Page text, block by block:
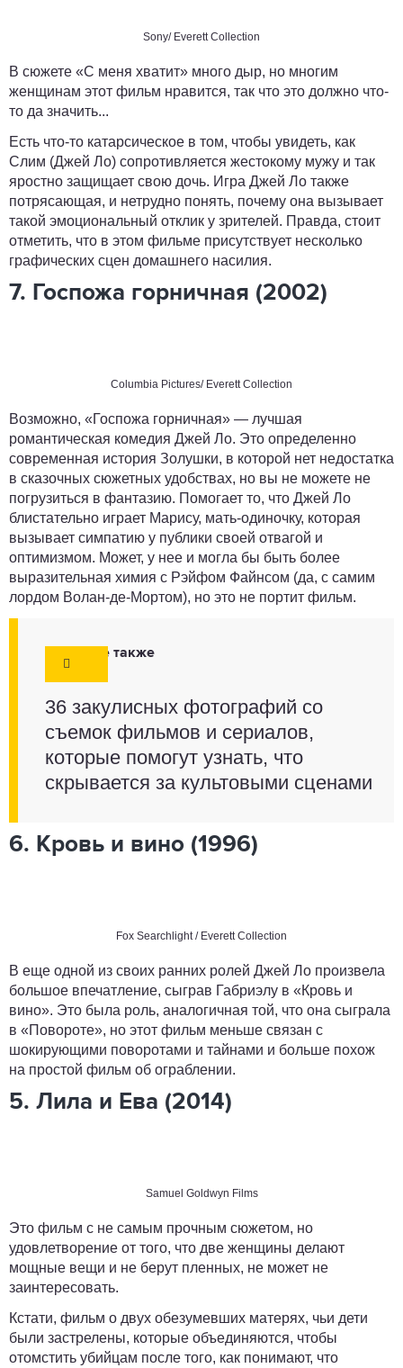
Sony/ Everett Collection
В сюжете «С меня хватит» много дыр, но многим
женщинам этот фильм нравится, так что это должно что-
то да значить...
Есть что-то катарсическое в том, чтобы увидеть, как
Слим (Джей Ло) сопротивляется жестокому мужу и так
яростно защищает свою дочь. Игра Джей Ло также
потрясающая, и нетрудно понять, почему она вызывает
такой эмоциональный отклик у зрителей. Правда, стоит
отметить, что в этом фильме присутствует несколько
графических сцен домашнего насилия.
7. Госпожа горничная (2002)
Columbia Pictures/ Everett Collection
Возможно, «Госпожа горничная» — лучшая
романтическая комедия Джей Ло. Это определенно
современная история Золушки, в которой нет недостатка
в сказочных сюжетных удобствах, но вы не можете не
погрузиться в фантазию. Помогает то, что Джей Ло
блистательно играет Марису, мать-одиночку, которая
вызывает симпатию у публики своей отвагой и
оптимизмом. Может, у нее и могла бы быть более
выразительная химия с Рэйфом Файнсом (да, с самим
лордом Волан-де-Мортом), но это не портит фильм.
Смотрите также
36 закулисных фотографий со
съемок фильмов и сериалов,
которые помогут узнать, что
скрывается за культовыми сценами
6. Кровь и вино (1996)
Fox Searchlight / Everett Collection
В еще одной из своих ранних ролей Джей Ло произвела
большое впечатление, сыграв Габриэлу в «Кровь и
вино». Это была роль, аналогичная той, что она сыграла
в «Повороте», но этот фильм меньше связан с
шокирующими поворотами и тайнами и больше похож
на простой фильм об ограблении.
5. Лила и Ева (2014)
Samuel Goldwyn Films
Это фильм с не самым прочным сюжетом, но
удовлетворение от того, что две женщины делают
мощные вещи и не берут пленных, не может не
заинтересовать.
Кстати, фильм о двух обезумевших матерях, чьи дети
были застрелены, которые объединяются, чтобы
отомстить убийцам после того, как понимают, что